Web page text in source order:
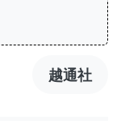
越通社